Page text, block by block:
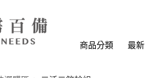
商品分類 最